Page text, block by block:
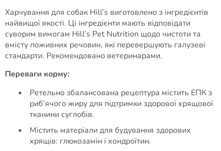
Харчування для собак Hill’s виготовлено з інгредієнтів
найвищої якості. Ці інгредієнти мають відповідати
суворим вимогам Hill’s Pet Nutrition щодо чистоти та
вмісту поживних речовин, які перевершують галузеві
стандарти. Рекомендовано ветеринарами.
Переваги корму:
Ретельно збалансована рецептура містить ЕПК з
риб’ячого жиру для підтримки здорової хрящової
тканини суглобів.
Містить матеріали для будування здорових
хрящів: глюкозамін і хондроїтин.